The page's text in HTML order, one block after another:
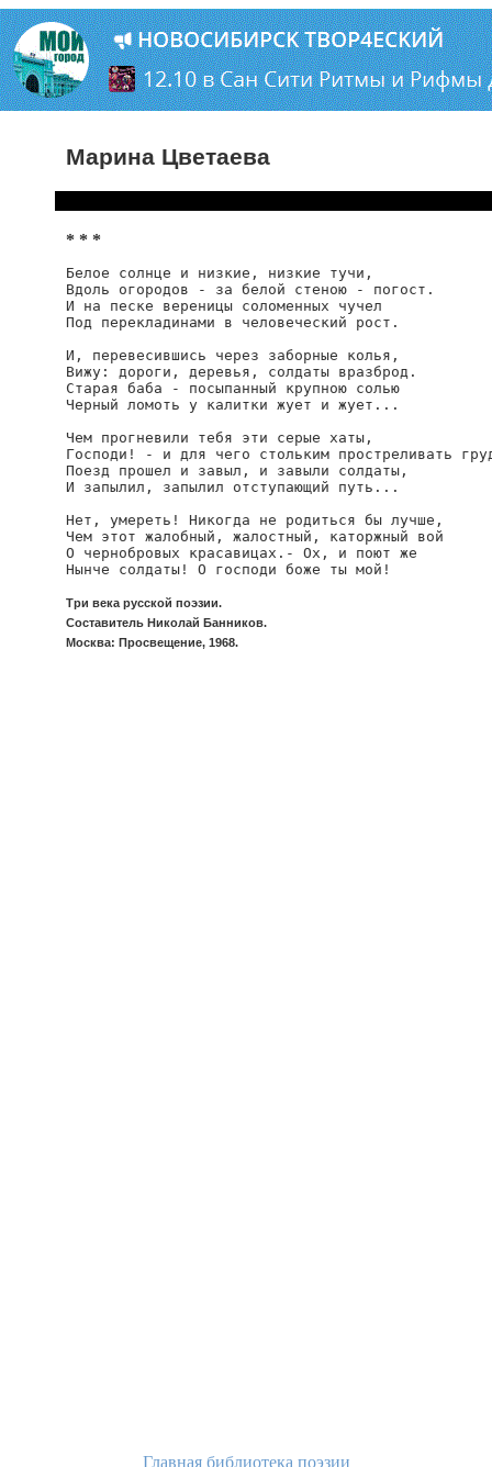
Марина Цветаева
* * *
Белое солнце и низкие, низкие тучи,
Вдоль огородов - за белой стеною - погост.
И на песке вереницы соломенных чучел
Под перекладинами в человеческий рост.
И, перевесившись через заборные колья,
Вижу: дороги, деревья, солдаты вразброд.
Старая баба - посыпанный крупною солью
Черный ломоть у калитки жует и жует...
Чем прогневили тебя эти серые хаты,
Господи! - и для чего стольким простреливать
Поезд прошел и завыл, и завыли солдаты,
И запылил, запылил отступающий путь...
Нет, умереть! Никогда не родиться бы лучше,
Чем этот жалобный, жалостный, каторжный вой
О чернобровых красавицах.- Ох, и поют же
Нынче солдаты! О господи боже ты мой!
Три века русской поэзии.
Составитель Николай Банников.
Москва: Просвещение, 1968.
Главная библиотека поэзии